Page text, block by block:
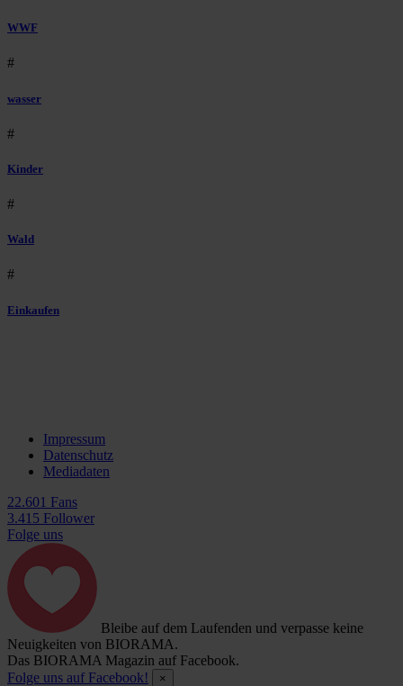
WWF
#
wasser
#
Kinder
#
Wald
#
Einkaufen
Impressum
Datenschutz
Mediadaten
22.601 Fans
3.415 Follower
Folge uns
Bleibe auf dem Laufenden und verpasse keine
Neuigkeiten von BIORAMA.
Das BIORAMA Magazin auf Facebook.
Folge uns auf Facebook!
×